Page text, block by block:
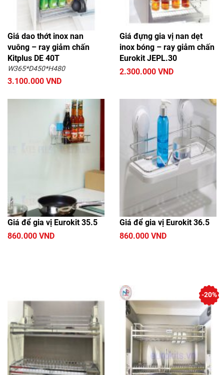
Giá dao thớt inox nan
vuông – ray giảm chấn
Kitplus DE 40T
W365*D450*H480
3.100.000 VND
Giá đựng gia vị nan dẹt
inox bóng – ray giảm chấn
Eurokit JEPL.30
2.300.000 VND
Giá để gia vị Eurokit 35.5
860.000 VND
Giá để gia vị Eurokit 36.5
860.000 VND
-20%